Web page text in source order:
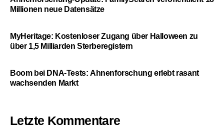
Millionen neue Datensätze
MyHeritage: Kostenloser Zugang über Halloween zu
über 1,5 Milliarden Sterberegistern
Boom bei DNA-Tests: Ahnenforschung erlebt rasant
wachsenden Markt
Letzte Kommentare